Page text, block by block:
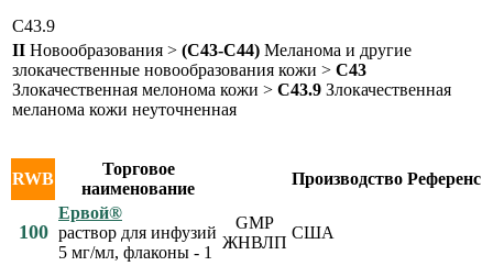
C43.9
II Новообразования > (C43-C44) Меланома и другие
злокачественные новообразования кожи > C43
Злокачественная мелонома кожи > C43.9 Злокачественная
меланома кожи неуточненная
RWB
Торговое
наименование
Производство Референс
100
Ервой®
раствор для инфузий
5 мг/мл, флаконы - 1
GMP
ЖНВЛП
США